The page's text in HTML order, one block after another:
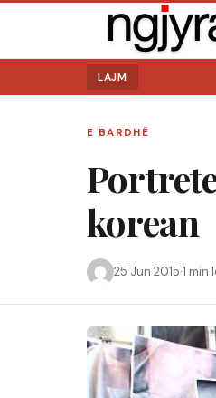
LAJM
E BARDHË
korean
25 Jun 2015·1 min